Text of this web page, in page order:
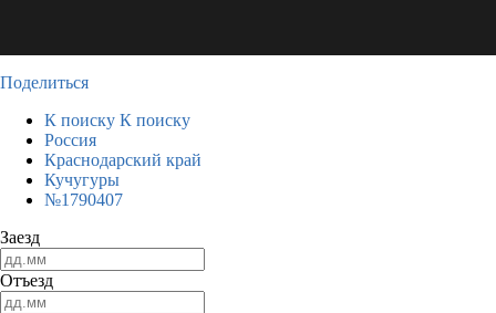
Поделиться
К поиску К поиску
Россия
Краснодарский край
Кучугуры
№1790407
Заезд
Отъезд